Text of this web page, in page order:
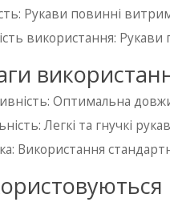
Рукави повинні
використання:
Оптимальна
Легкі та гнучкі
Використання